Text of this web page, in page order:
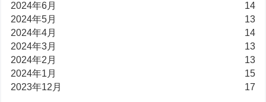
2024年6月
14
2024年5月
13
2024年4月
14
2024年3月
13
2024年2月
13
2024年1月
15
2023年12月
17